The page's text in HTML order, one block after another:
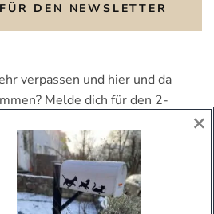
DEN NEWSLETTER
verpassen und hier und da
Melde dich für den 2-
×